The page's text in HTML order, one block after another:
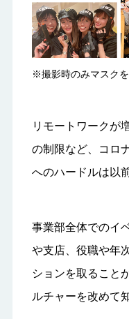
※撮影時のみマスク
リモートワークが
の制限など、コロ
へのハードルは以
事業部全体でのイ
や支店、役職や年
ションを取ること
ルチャーを改めて